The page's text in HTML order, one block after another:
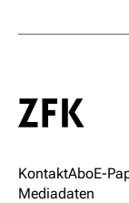
KontaktAboE-
Mediadaten